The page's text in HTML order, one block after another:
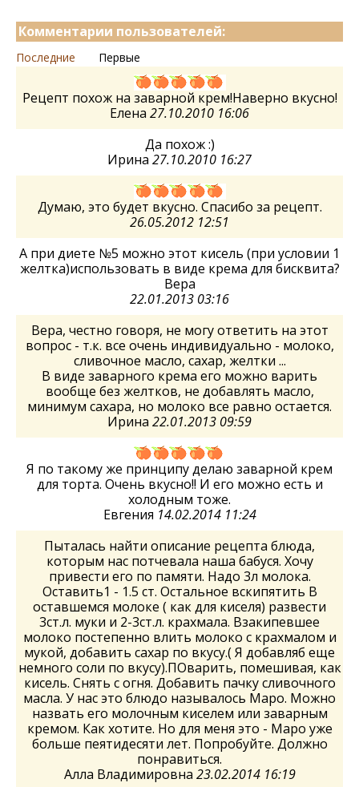
Комментарии пользователей:
Последние Первые
Рецепт похож на заварной крем!Наверно вкусно!
Елена 27.10.2010 16:06
Да похож :)
Ирина 27.10.2010 16:27
Думаю, это будет вкусно. Спасибо за рецепт.
26.05.2012 12:51
А при диете №5 можно этот кисель (при условии 1
желтка)использовать в виде крема для бисквита?
Вера
22.01.2013 03:16
Вера, честно говоря, не могу ответить на этот
вопрос - т.к. все очень индивидуально - молоко,
сливочное масло, сахар, желтки ...
В виде заварного крема его можно варить
вообще без желтков, не добавлять масло,
минимум сахара, но молоко все равно остается.
Ирина 22.01.2013 09:59
Я по такому же принципу делаю заварной крем
для торта. Очень вкусно!! И его можно есть и
холодным тоже.
Евгения 14.02.2014 11:24
Пыталась найти описание рецепта блюда,
которым нас потчевала наша бабуся. Хочу
привести его по памяти. Надо 3л молока.
Оставить1 - 1.5 ст. Остальное вскипятить В
оставшемся молоке ( как для киселя) развести
3ст.л. муки и 2-3ст.л. крахмала. Взакипевшее
молоко постепенно влить молоко с крахмалом и
мукой, добавить сахар по вкусу.( Я добавляб еще
немного соли по вкусу).ПОварить, помешивая, как
кисель. Снять с огня. Добавить пачку сливочного
масла. У нас это блюдо называлось Маро. Можно
назвать его молочным киселем или заварным
кремом. Как хотите. Но для меня это - Маро уже
больше пеятидесяти лет. Попробуйте. Должно
понравиться.
Алла Владимировна 23.02.2014 16:19